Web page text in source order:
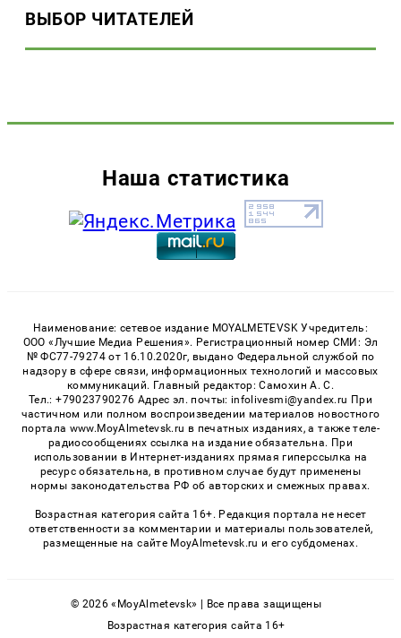
ВЫБОР ЧИТАТЕЛЕЙ
Наша статистика
Наименование: сетевое издание MOYALMETEVSK Учредитель:
ООО «Лучшие Медиа Решения». Регистрационный номер СМИ: Эл
№ ФС77-79274 от 16.10.2020г, выдано Федеральной службой по
надзору в сфере связи, информационных технологий и массовых
коммуникаций. Главный редактор: Самохин А. С.
Тел.: +79023790276 Адрес эл. почты: infolivesmi@yandex.ru При
частичном или полном воспроизведении материалов новостного
портала www.MoyAlmetevsk.ru в печатных изданиях, а также теле-
радиосообщениях ссылка на издание обязательна. При
использовании в Интернет-изданиях прямая гиперссылка на
ресурс обязательна, в противном случае будут применены
нормы законодательства РФ об авторских и смежных правах.
Возрастная категория сайта 16+. Редакция портала не несет
ответственности за комментарии и материалы пользователей,
размещенные на сайте MoyAlmetevsk.ru и его субдоменах.
© 2026 «MoyAlmetevsk» | Все права защищены
Возрастная категория сайта 16+